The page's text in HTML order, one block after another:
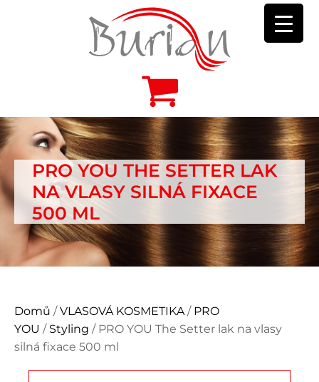
PRO YOU THE SETTER LAK
NA VLASY SILNÁ FIXACE
500 ML
Domů /VLASOVÁ KOSMETIKA / PRO
YOU / Styling / PRO YOU The Setter lak na vlasy
silná fixace 500 ml